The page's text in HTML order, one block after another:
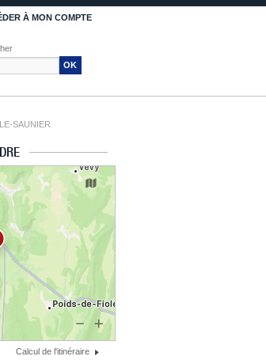
À MON COMPTE
OK
SAUNIER
Calcul de l'itinéraire